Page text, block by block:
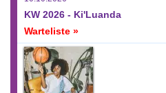
KW 2026 - Ki'Luanda
Warteliste »